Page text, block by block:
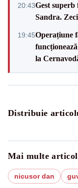
20:43Gest
Sandra.
19:45Operațiune
la
Distribuie
Mai multe
nicusor dan